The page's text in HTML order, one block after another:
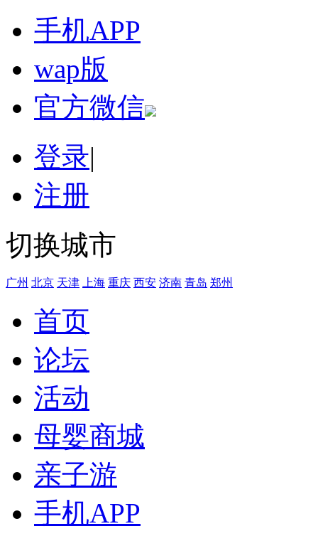
手机APP
wap版
官方微信
登录|
注册
切换城市
广州 北京 天津 上海 重庆 西安 济南 青岛 郑州
首页
论坛
活动
母婴商城
亲子游
手机APP